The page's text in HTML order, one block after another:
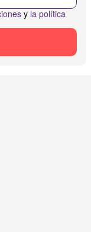
y la política